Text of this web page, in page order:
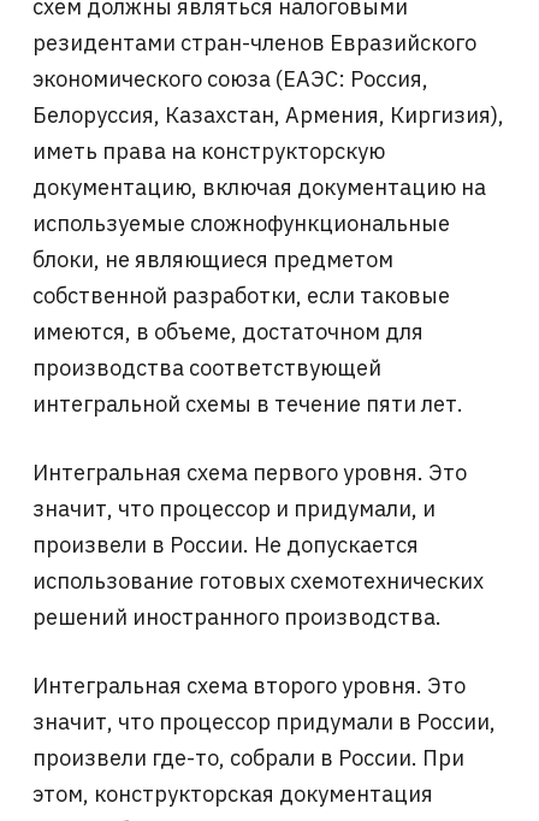
схем должны являться налоговыми
резидентами стран-членов Евразийского
экономического союза (ЕАЭС: Россия,
Белоруссия, Казахстан, Армения, Киргизия),
иметь права на конструкторскую
документацию, включая документацию на
используемые сложнофункциональные
блоки, не являющиеся предметом
собственной разработки, если таковые
имеются, в объеме, достаточном для
производства соответствующей
интегральной схемы в течение пяти лет.
Интегральная схема первого уровня. Это
значит, что процессор и придумали, и
произвели в России. Не допускается
использование готовых схемотехнических
решений иностранного производства.
Интегральная схема второго уровня. Это
значит, что процессор придумали в России,
произвели где-то, собрали в России. При
этом, конструкторская документация